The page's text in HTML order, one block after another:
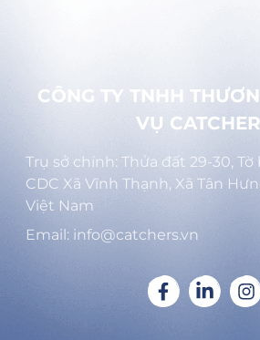
CÔNG TY TNHH
VỤ
Trụ sở chính: Thửa đất 29-30,
CDC Xã Vĩnh Thạnh, Xã Tân
Việt Nam
Email: info@catchers.vn